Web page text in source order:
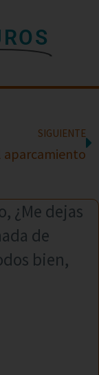
SIGUIENTE
aparcamiento
¿Me dejas
de
bien,